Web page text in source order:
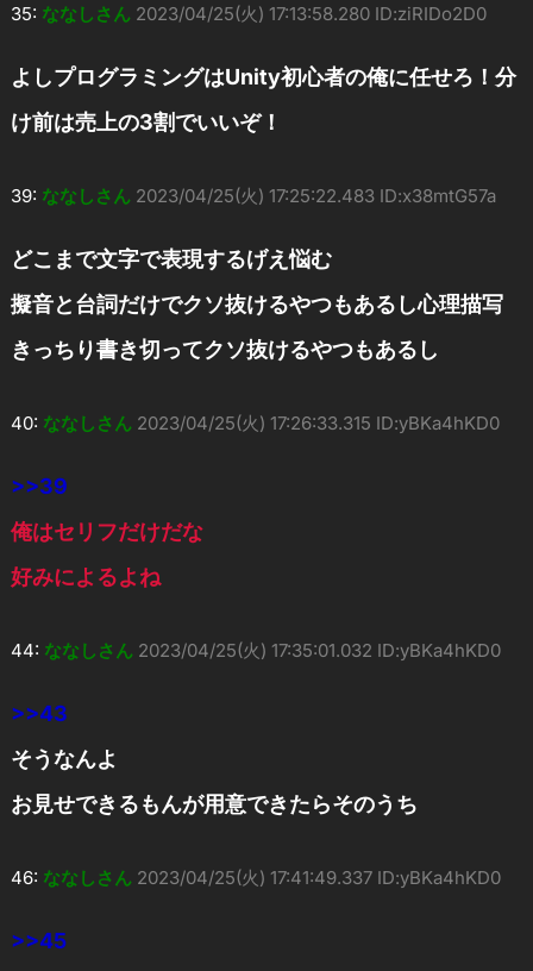
35: ななしさん 2023/04/25(火) 17:13:58.280 ID:ziRIDo2D0
よしプログラミングはUnity初心者の俺に任せろ！分
け前は売上の3割でいいぞ！
39: ななしさん 2023/04/25(火) 17:25:22.483 ID:x38mtG57a
どこまで文字で表現するげえ悩む
擬音と台詞だけでクソ抜けるやつもあるし心理描写
きっちり書き切ってクソ抜けるやつもあるし
40: ななしさん 2023/04/25(火) 17:26:33.315 ID:yBKa4hKD0
>>39
俺はセリフだけだな
好みによるよね
44: ななしさん 2023/04/25(火) 17:35:01.032 ID:yBKa4hKD0
>>43
そうなんよ
お見せできるもんが用意できたらそのうち
46: ななしさん 2023/04/25(火) 17:41:49.337 ID:yBKa4hKD0
>>45